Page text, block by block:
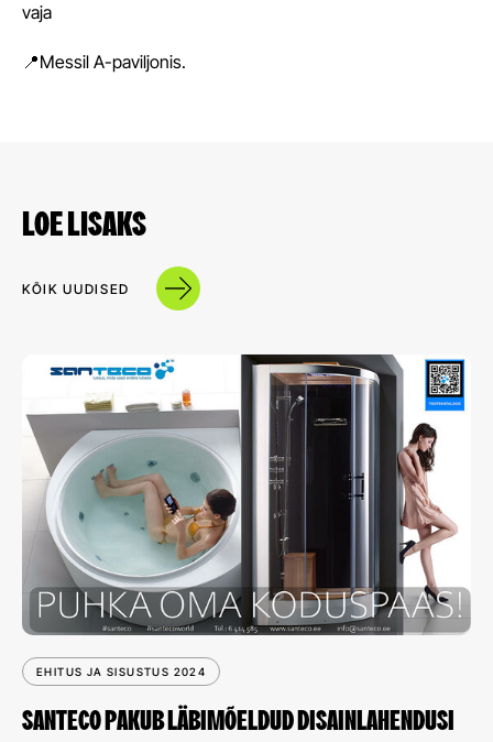
vaja
📍Messil A-paviljonis.
LOE LISAKS
KÕIK UUDISED
EHITUS JA SISUSTUS 2024
SANTECO PAKUB LÄBIMÕELDUD DISAINLAHENDUSI